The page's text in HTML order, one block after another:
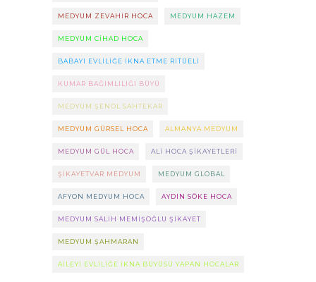
MEDYUM ZEVAHIR HOCA MEDYUM HAZEM
MEDYUM CIHAD HOCA
BABAYI EVLILIĞE IKNA ETME RITÜELI
KUMAR BAĞIMLILIĞI BÜYÜ
MEDYUM ŞENOL SAHTEKAR
MEDYUM GÜRSEL HOCA ALMANYA MEDYUM
MEDYUM GÜL HOCA ALI HOCA ŞIKAYETLERI
ŞIKAYETVAR MEDYUM MEDYUM GLOBAL
AFYON MEDYUM HOCA AYDIN SÖKE HOCA
MEDYUM SALIH MEMIŞOĞLU ŞIKAYET
MEDYUM ŞAHMARAN
AILEYI EVLILIĞE IKNA BÜYÜSÜ YAPAN HOCALAR